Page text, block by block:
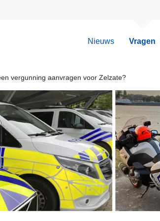
Nieuws Vragen
vergunning aanvragen voor Zelzate?